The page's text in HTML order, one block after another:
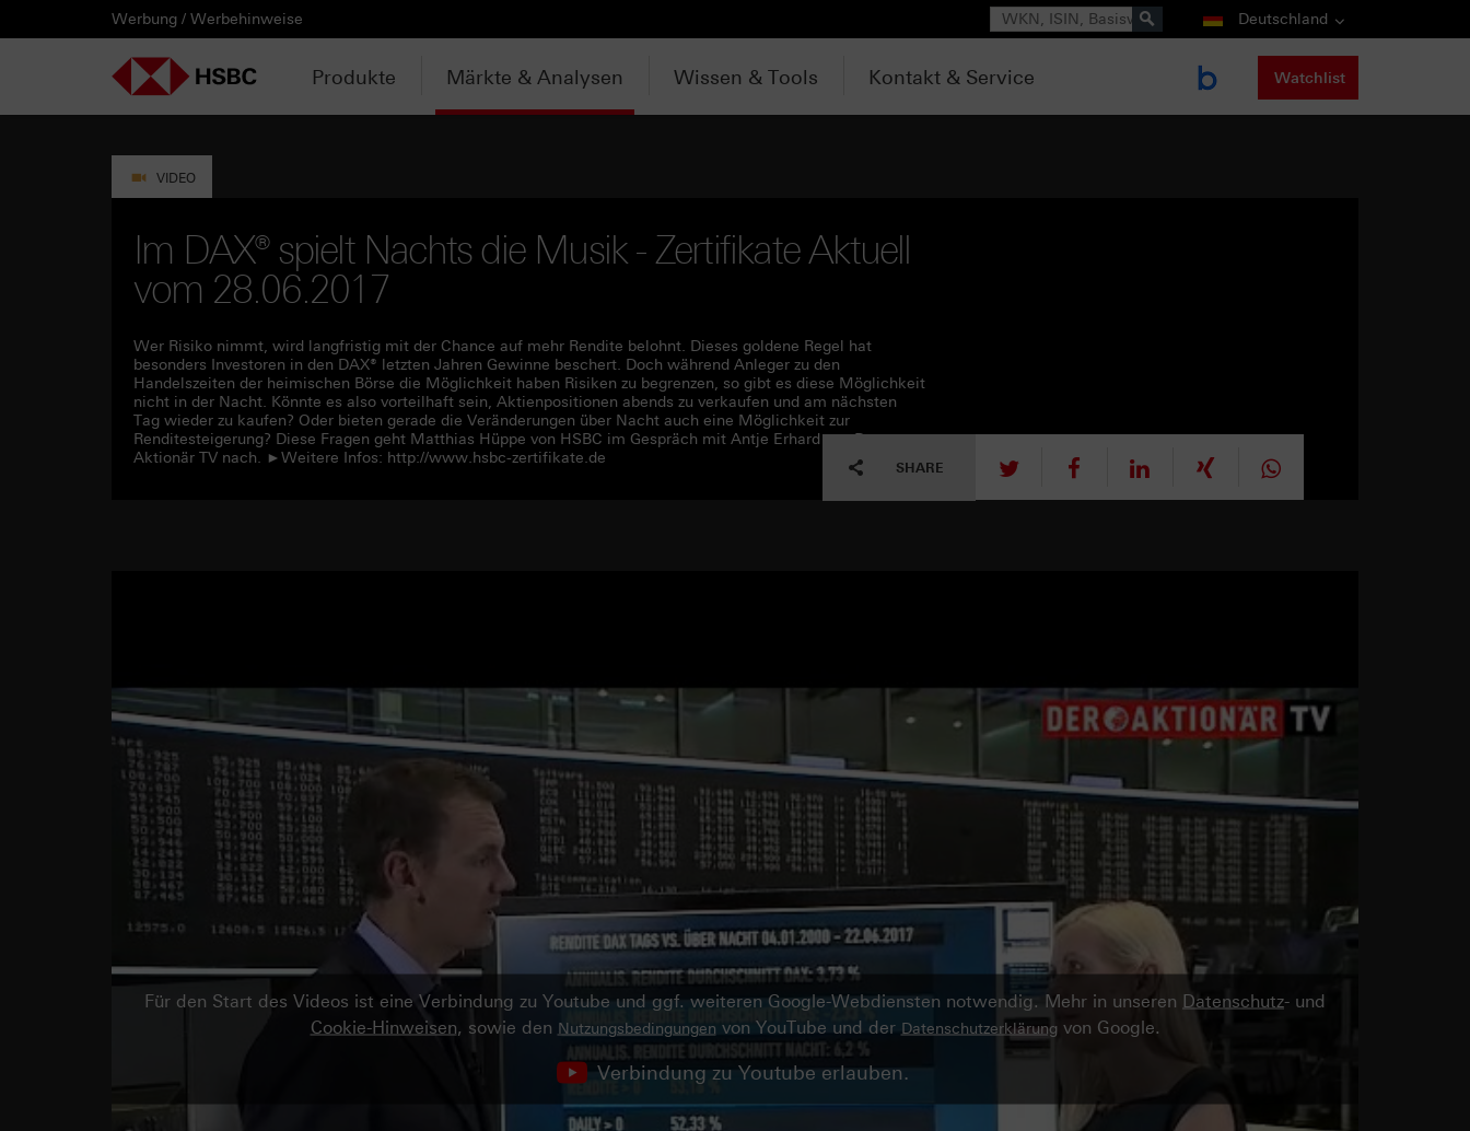
PRODUKTE
HEBELPRODUKTE
MÄRKTE & ANALYSEN
WISSEN & TOOLS
KONTAKT & SERVICE
DOWNLOADCENTER
LÄNDERAUSWAHL
Deutschland
AUSGEWÄHLTE SEITEN
HEBELPRODUKTE
Knock-out-Produkte
Weitere Hebelprodukte
Ausgestoppte Produkte
Intraday-Emissionen
ANLAGEPRODUKTE
Aktien- / Indexanleihen
Discount-Zertifikate
Express-Zertifikate
AKTUELLES
Neuemissionen
Trading-Aktionen
Intraday-Emissionen
ANALYSEN
Daily Trading
Trendkompass
Newsletter-Abonnement
VIDEOS
ntv-Zertifikate mit HSBC
Zertifikate Aktuell mit HSBC
WATCHLIST
Login / Zur Watchlist
WEBINARE
Webinartermine
WISSEN
kostenlose eBooks
Aktien- / Indexanleihen Rechner
Open End Knock-out-Produkte
KONTAKT
Kontaktformular
SERVICE
Wir über uns
DOWNLOADCENTER
Basisprospekte /
Wertpapierbeschreibungen
Unvollständige
Werbung / Werbehinweise Suche Deutschland
Produkte Märkte & Analysen Wissen & Tools Kontakt & Service Watchlist
VIDEO
Im DAX® spielt Nachts die Musik - Zertifikate Aktuell
vom 28.06.2017
Wer Risiko nimmt, wird langfristig mit der Chance auf mehr Rendite belohnt. Dieses goldene Regel hat
besonders Investoren in den DAX® letzten Jahren Gewinne beschert. Doch während Anleger zu den
Handelszeiten der heimischen Börse die Möglichkeit haben Risiken zu begrenzen, so gibt es diese Möglichkeit
nicht in der Nacht. Könnte es also vorteilhaft sein, Aktienpositionen abends zu verkaufen und am nächsten
Tag wieder zu kaufen? Oder bieten gerade die Veränderungen über Nacht auch eine Möglichkeit zur
Renditesteigerung? Diese Fragen geht Matthias Hüppe von HSBC im Gespräch mit Antje Erhard von Der
Aktionär TV nach. ►Weitere Infos: http://www.hsbc-zertifikate.de
SHARE tweet mitteilen
Für den Start des Videos ist eine Verbindung zu Youtube und ggf. weiteren Google-Webdiensten notwendig. Mehr in unseren Datenschutz- und
Cookie-Hinweisen, sowie den Nutzungsbedingungen von YouTube und der Datenschutzerklärungvon Google.
Verbindung zu Youtube erlauben.